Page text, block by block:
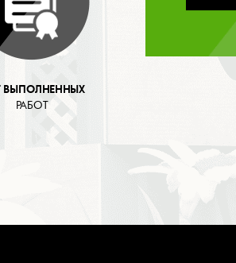
ВЫПОЛНЕННЫХ
РАБОТ